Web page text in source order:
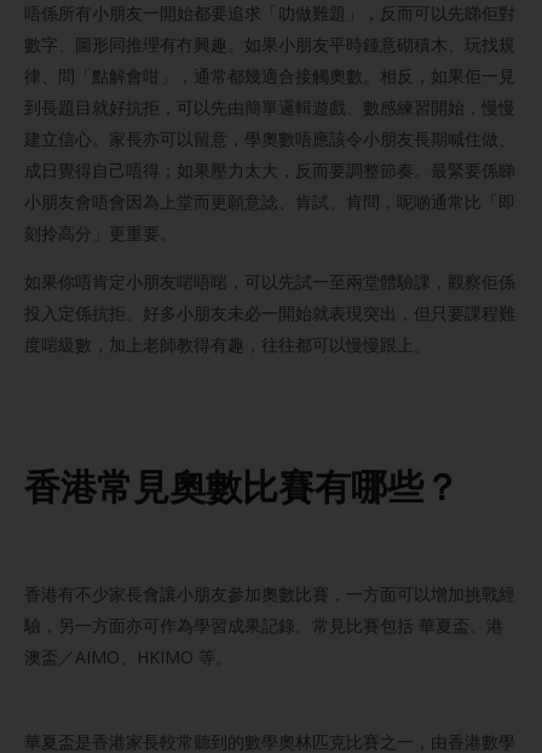
唔係所有小朋友一開始都要追求「叻做難題」，反而可以先睇佢對
數字、圖形同推理有冇興趣。如果小朋友平時鍾意砌積木、玩找規
律、問「點解會咁」，通常都幾適合接觸奧數。相反，如果佢一見
到長題目就好抗拒，可以先由簡單邏輯遊戲、數感練習開始，慢慢
建立信心。家長亦可以留意，學奧數唔應該令小朋友長期喊住做、
成日覺得自己唔得；如果壓力太大，反而要調整節奏。最緊要係睇
小朋友會唔會因為上堂而更願意諗、肯試、肯問，呢啲通常比「即
刻拎高分」更重要。
如果你唔肯定小朋友啱唔啱，可以先試一至兩堂體驗課，觀察佢係
投入定係抗拒。好多小朋友未必一開始就表現突出，但只要課程難
度啱級數，加上老師教得有趣，往往都可以慢慢跟上。
香港常見奧數比賽有哪些？
香港有不少家長會讓小朋友參加奧數比賽，一方面可以增加挑戰經
驗，另一方面亦可作為學習成果記錄。常見比賽包括 華夏盃、港
澳盃／AIMO、HKIMO 等。
華夏盃是香港家長較常聽到的數學奧林匹克比賽之一，由香港數學